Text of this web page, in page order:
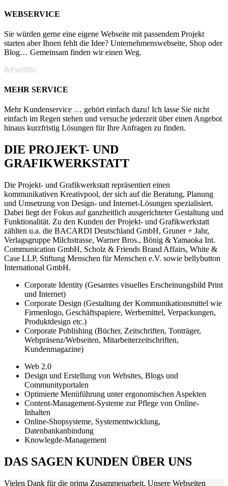
WEBSERVICE
Sie würden gerne eine eigene Webseite mit passendem Projekt
starten aber Ihnen fehlt die Idee? Unternehmenswebseite, Shop oder
Blog… Gemeinsam finden wir einen Weg.
&#xe08b;
MEHR SERVICE
Mehr Kundenservice … gehört einfach dazu! Ich lasse Sie nicht
einfach im Regen stehen und versuche jederzeit über einen Angebot
hinaus kurzfristig Lösungen für Ihre Anfragen zu finden.
DIE PROJEKT- UND
GRAFIKWERKSTATT
Die Projekt- und Grafikwerkstatt repräsentiert einen
kommunikativen Kreativpool, der sich auf die Beratung, Planung
und Umsetzung von Design- und Internet-Lösungen spezialisiert.
Dabei liegt der Fokus auf ganzheitlich ausgerichteter Gestaltung und
Funktionalität. Zu den Kunden der Projekt- und Grafikwerkstatt
zählten u.a. die BACARDI Deutschland GmbH, Gruner + Jahr,
Verlagsgruppe Milchstrasse, Warner Bros., Bönig & Yamaoka Int.
Communication GmbH, Scholz & Friends Brand Affairs, White &
Case LLP, Stiftung Menschen für Menschen e.V. sowie bellybutton
International GmbH.
Corporate Identity (Gesamtes visuelles Erscheinungsbild Print
und Internet)
Corporate Design (Gestaltung der Kommunikationsmittel wie
Firmenlogo, Geschäftspapiere, Werbemittel, Verpackungen,
Produktdesign etc.)
Corporate Publishing (Bücher, Zeitschriften, Tonträger,
Webpräsenz/Webseiten, Mitarbeiterzeitschriften,
Kundenmagazine)
Web 2.0
Design und Erstellung von Websites, Blogs und
Communityportalen
Optimierte Menüführung unter ergonomischen Aspekten
Content-Management-Systeme zur Pflege von Online-
Inhalten
Online-Shopsysteme, Systementwicklung,
Datenbankanbindung
Knowlegde-Management
DAS SAGEN KUNDEN ÜBER UNS
Vielen Dank für die prima Zusammenarbeit. Unsere Webseiten